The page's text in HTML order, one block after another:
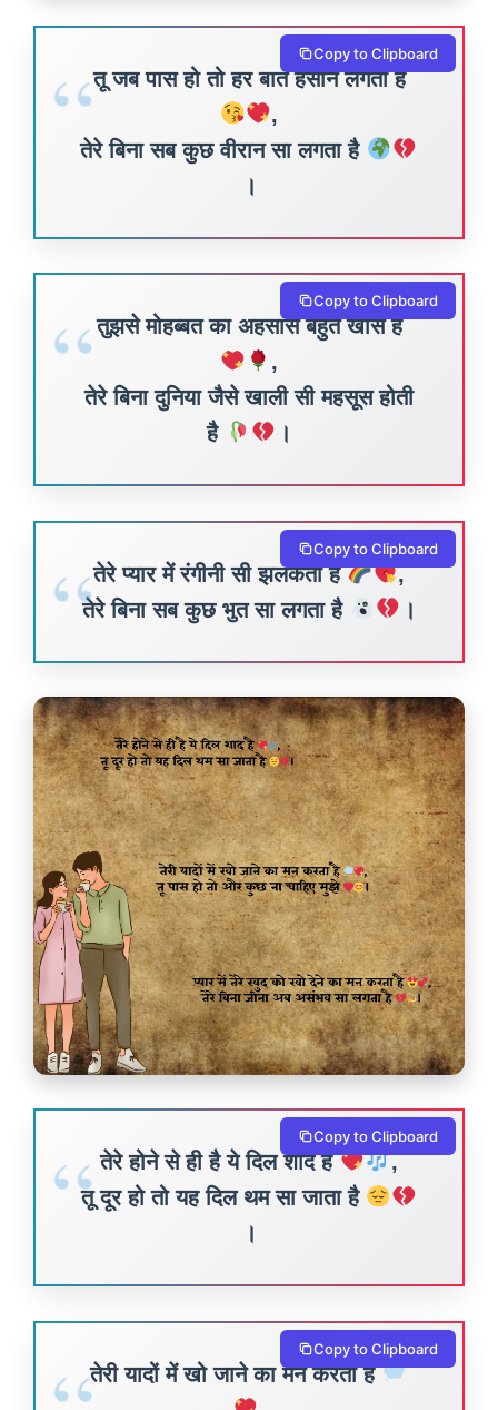
तू जब पास हो तो हर बात हसीन लगती है
,
तेरे बिना सब कुछ वीरान सा लगता है
।
Copy to Clipboard
तुझसे मोहब्बत का अहसास बहुत खास है
,
तेरे बिना दुनिया जैसे खाली सी महसूस होती
है
।
Copy to Clipboard
तेरे प्यार में रंगीनी सी झलकती है
,
तेरे बिना सब कुछ भुत सा लगता है
।
Copy to Clipboard
तेरे होने से ही है ये दिल शाद है
,
तू दूर हो तो यह दिल थम सा जाता है
।
Copy to Clipboard
तेरी यादों में खो जाने का मन करता है
Copy to Clipboard